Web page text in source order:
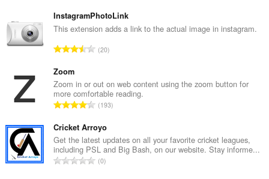
급
수
InstagramPhotoLink
This extension adds a link to the actual image in instagram.
총
수
:
20
Zoom
Zoom in or out on web content using the zoom button for
more comfortable reading.
총
급
수
:
193
Cricket Arroyo
Get the latest updates on all your favorite cricket leagues,
including PSL and Big Bash, on our website. Stay informe...
총
0